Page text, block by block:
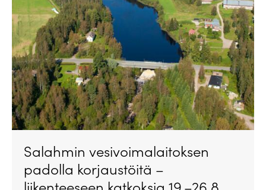
Salahmin vesivoimalaitoksen
padolla korjaustöitä –